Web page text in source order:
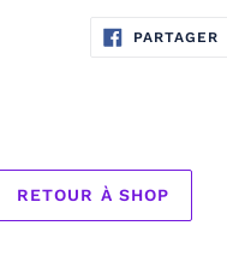
PARTAGER
RETOUR À SHOP